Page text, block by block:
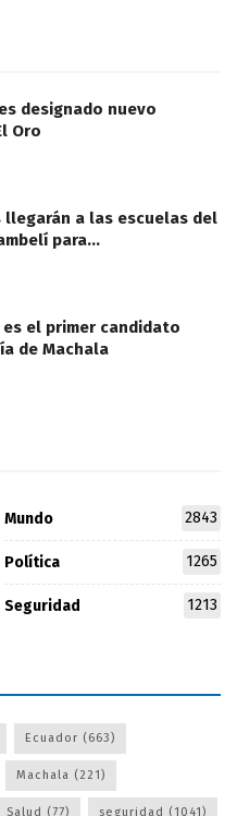
designado nuevo
Oro
llegarán a las escuelas del
para…
el primer candidato
de Machala
Mundo 2843
Política 1265
Seguridad 1213
Ecuador (663)
Machala (221)
Salud (77) seguridad (1041)